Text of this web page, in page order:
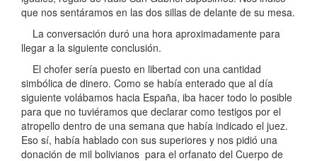
que nos sentáramos en las dos sillas de delante de su mesa.
La conversación duró una hora aproximadamente para
llegar a la siguiente conclusión.
El chofer sería puesto en libertad con una cantidad
simbólica de dinero. Como se había enterado que al día
siguiente volábamos hacia España, iba hacer todo lo posible
para que no tuviéramos que declarar como testigos por el
atropello dentro de una semana que había indicado el juez.
Eso sí, había hablado con sus superiores y nos pidió una
donación de mil bolivianos para el orfanato del Cuerpo de